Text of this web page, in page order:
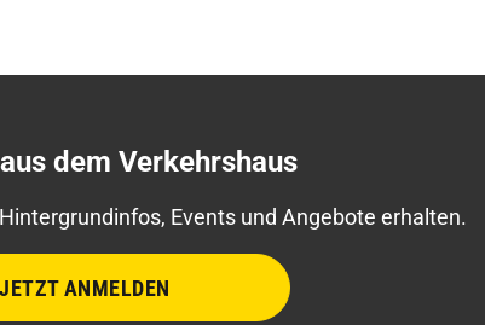
dem Verkehrshaus
Events und Angebote erhalten.
JETZT ANMELDEN